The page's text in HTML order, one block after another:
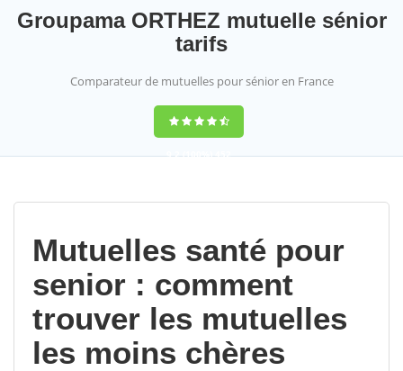
Groupama ORTHEZ mutuelle sénior
tarifs
Comparateur de mutuelles pour sénior en France
9,2(100%)452
Mutuelles santé pour
senior : comment
trouver les mutuelles
les moins chères